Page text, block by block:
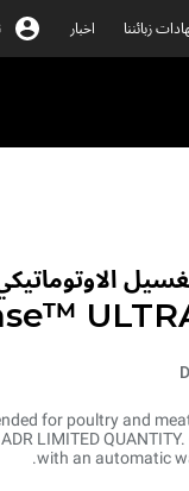
زبائننا اخبار
for poultry and
LIMITED
with an automatic